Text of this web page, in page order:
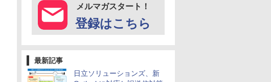
メルマガスタート！
登録はこちら
最新記事
日立ソリューションズ、新